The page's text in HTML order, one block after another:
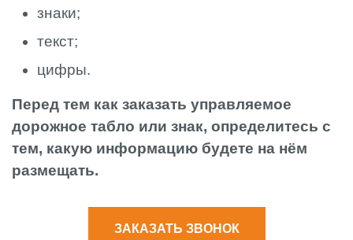
знаки;
текст;
цифры.
Перед тем как заказать управляемое
дорожное табло или знак, определитесь с
тем, какую информацию будете на нём
размещать.
ЗАКАЗАТЬ ЗВОНОК